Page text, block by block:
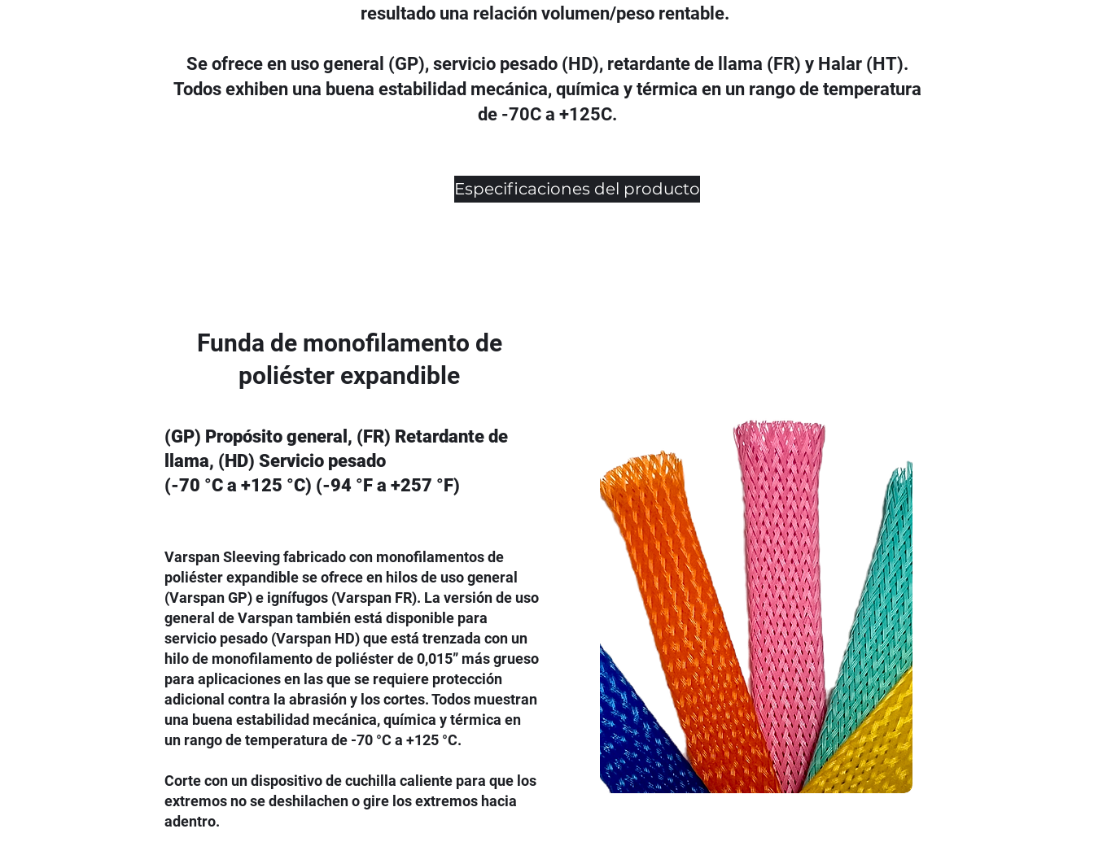
resultado una relación volumen/peso rentable.
Se ofrece en uso general (GP), servicio pesado (HD), retardante de llama (FR) y Halar (HT).
Todos exhiben una buena estabilidad mecánica, química y térmica en un rango de temperatura
de -70C a +125C.
Especificaciones del producto
Funda de monofilamento de
poliéster expandible
(GP) Propósito general, (FR) Retardante de
llama, (HD) Servicio pesado
(-70 °C a +125 °C) (-94 °F a +257 °F)
Varspan Sleeving fabricado con monofilamentos de
poliéster expandible se ofrece en hilos de uso general
(Varspan GP) e ignífugos (Varspan FR). La versión de uso
general de Varspan también está disponible para
servicio pesado (Varspan HD) que está trenzada con un
hilo de monofilamento de poliéster de 0,015” más grueso
para aplicaciones en las que se requiere protección
adicional contra la abrasión y los cortes. Todos muestran
una buena estabilidad mecánica, química y térmica en
un rango de temperatura de -70 °C a +125 °C.
Corte con un dispositivo de cuchilla caliente para que los
extremos no se deshilachen o gire los extremos hacia
adentro.